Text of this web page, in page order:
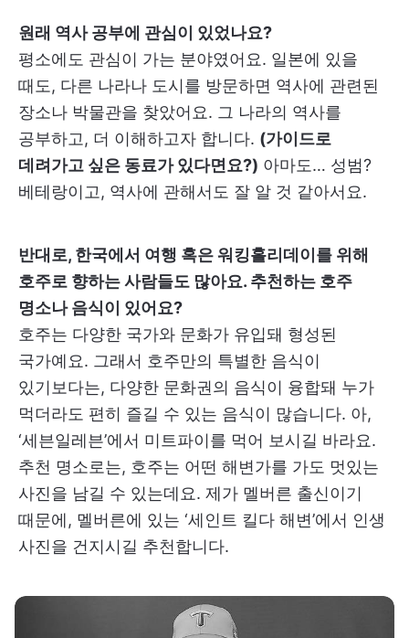
원래 역사 공부에 관심이 있었나요?
평소에도 관심이 가는 분야였어요. 일본에 있을
때도, 다른 나라나 도시를 방문하면 역사에 관련된
장소나 박물관을 찾았어요. 그 나라의 역사를
공부하고, 더 이해하고자 합니다. (가이드로
데려가고 싶은 동료가 있다면요?) 아마도… 성범?
베테랑이고, 역사에 관해서도 잘 알 것 같아서요.
반대로, 한국에서 여행 혹은 워킹홀리데이를 위해
호주로 향하는 사람들도 많아요. 추천하는 호주
명소나 음식이 있어요?
호주는 다양한 국가와 문화가 유입돼 형성된
국가예요. 그래서 호주만의 특별한 음식이
있기보다는, 다양한 문화권의 음식이 융합돼 누가
먹더라도 편히 즐길 수 있는 음식이 많습니다. 아,
‘세븐일레븐’에서 미트파이를 먹어 보시길 바라요.
추천 명소로는, 호주는 어떤 해변가를 가도 멋있는
사진을 남길 수 있는데요. 제가 멜버른 출신이기
때문에, 멜버른에 있는 ‘세인트 킬다 해변’에서 인생
사진을 건지시길 추천합니다.